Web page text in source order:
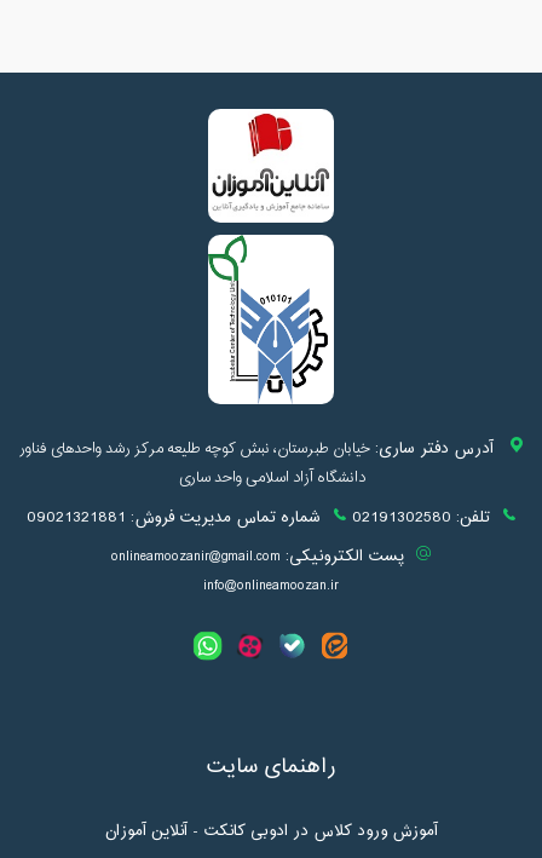
آدرس دفتر ساری:خیابان طبرستان، نبش کوچه طلیعه مرکز رشد واحدهای فناور
دانشگاه آزاد اسلامی واحد ساری
تلفن: 02191302580 شماره تماس مدیریت فروش: 09021321881
پست الکترونیکی: onlineamoozanir@gmail.com
info@onlineamoozan.ir
راهنمای سایت
آموزش ورود کلاس در ادوبی کانکت - آنلاین آموزان